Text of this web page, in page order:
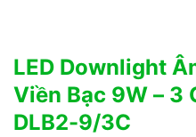
LED Downlight
Viền Bạc 9W – 3
DLB2-9/3C